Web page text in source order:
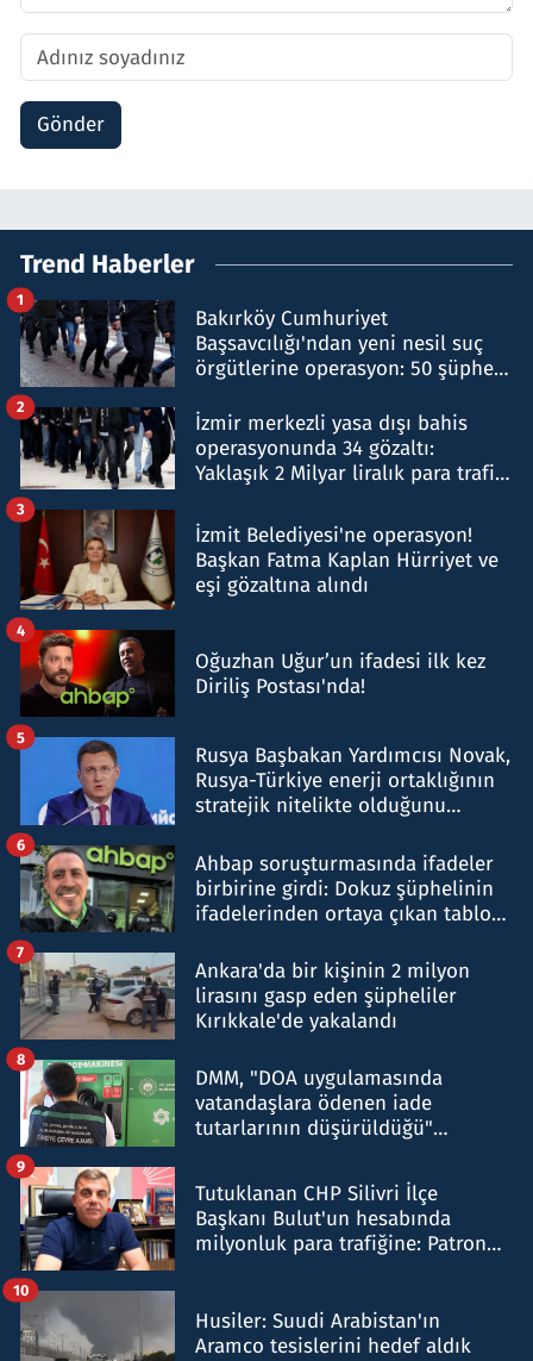
Gönder
Trend Haberler
Bakırköy Cumhuriyet
Başsavcılığı'ndan yeni nesil suç
örgütlerine operasyon: 50 şüpheli
1
İzmir merkezli yasa dışı bahis
operasyonunda 34 gözaltı:
Yaklaşık 2 Milyar liralık para trafiği
2
İzmit Belediyesi'ne operasyon!
Başkan Fatma Kaplan Hürriyet ve
eşi gözaltına alındı
3
Oğuzhan Uğur’un ifadesi ilk kez
Diriliş Postası'nda!
4
Rusya Başbakan Yardımcısı Novak,
Rusya-Türkiye enerji ortaklığının
stratejik nitelikte olduğunu
5
Ahbap soruşturmasında ifadeler
birbirine girdi: Dokuz şüphelinin
ifadelerinden ortaya çıkan tablo
6
Ankara'da bir kişinin 2 milyon
lirasını gasp eden şüpheliler
Kırıkkale'de yakalandı
7
DMM, "DOA uygulamasında
vatandaşlara ödenen iade
tutarlarının düşürüldüğü"
8
Tutuklanan CHP Silivri İlçe
Başkanı Bulut'un hesabında
milyonluk para trafiğine: Patron
9
Husiler: Suudi Arabistan'ın
Aramco tesislerini hedef aldık
10